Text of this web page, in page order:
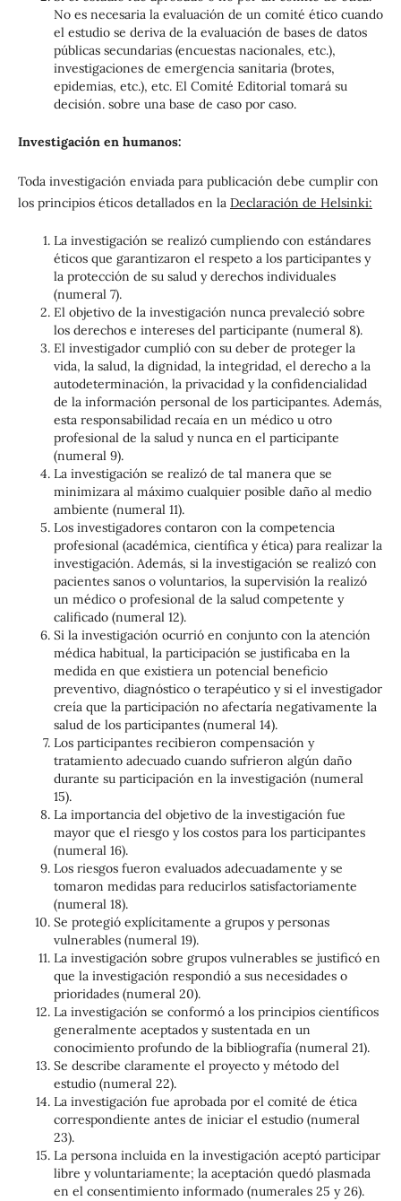
No es necesaria la evaluación de un comité ético cuando
el estudio se deriva de la evaluación de bases de datos
públicas secundarias (encuestas nacionales, etc.),
investigaciones de emergencia sanitaria (brotes,
epidemias, etc.), etc. El Comité Editorial tomará su
decisión. sobre una base de caso por caso.
Investigación en humanos:
Toda investigación enviada para publicación debe cumplir con
los principios éticos detallados en la Declaración de Helsinki:
La investigación se realizó cumpliendo con estándares
éticos que garantizaron el respeto a los participantes y
la protección de su salud y derechos individuales
(numeral 7).
El objetivo de la investigación nunca prevaleció sobre
los derechos e intereses del participante (numeral 8).
El investigador cumplió con su deber de proteger la
vida, la salud, la dignidad, la integridad, el derecho a la
autodeterminación, la privacidad y la confidencialidad
de la información personal de los participantes. Además,
esta responsabilidad recaía en un médico u otro
profesional de la salud y nunca en el participante
(numeral 9).
La investigación se realizó de tal manera que se
minimizara al máximo cualquier posible daño al medio
ambiente (numeral 11).
Los investigadores contaron con la competencia
profesional (académica, científica y ética) para realizar la
investigación. Además, si la investigación se realizó con
pacientes sanos o voluntarios, la supervisión la realizó
un médico o profesional de la salud competente y
calificado (numeral 12).
Si la investigación ocurrió en conjunto con la atención
médica habitual, la participación se justificaba en la
medida en que existiera un potencial beneficio
preventivo, diagnóstico o terapéutico y si el investigador
creía que la participación no afectaría negativamente la
salud de los participantes (numeral 14).
Los participantes recibieron compensación y
tratamiento adecuado cuando sufrieron algún daño
durante su participación en la investigación (numeral
15).
La importancia del objetivo de la investigación fue
mayor que el riesgo y los costos para los participantes
(numeral 16).
Los riesgos fueron evaluados adecuadamente y se
tomaron medidas para reducirlos satisfactoriamente
(numeral 18).
Se protegió explícitamente a grupos y personas
vulnerables (numeral 19).
La investigación sobre grupos vulnerables se justificó en
que la investigación respondió a sus necesidades o
prioridades (numeral 20).
La investigación se conformó a los principios científicos
generalmente aceptados y sustentada en un
conocimiento profundo de la bibliografía (numeral 21).
Se describe claramente el proyecto y método del
estudio (numeral 22).
La investigación fue aprobada por el comité de ética
correspondiente antes de iniciar el estudio (numeral
23).
La persona incluida en la investigación aceptó participar
libre y voluntariamente; la aceptación quedó plasmada
en el consentimiento informado (numerales 25 y 26).